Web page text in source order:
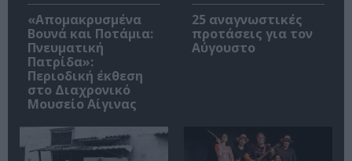
«Απομακρυσμένα
Βουνά και Ποτάμια:
Πνευματική
Πατρίδα»:
Περιοδική έκθεση
στο Διαχρονικό
Μουσείο Αίγινας
25 αναγνωστικές
προτάσεις για τον
Αύγουστο